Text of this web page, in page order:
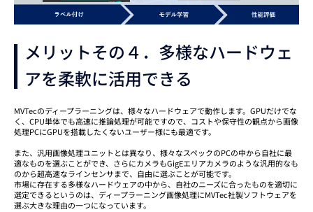
メリットその４．多様なハードウェ
アを柔軟に活用できる
MVTecのディープラーニングは、様々なハードウェアで動作します。GPUだけでな
く、CPU単体でも高速に推論処理が可能ですので、コストや保守性の観点から画像
処理PCにGPUを搭載したくないユーザー様にも最適です。
また、汎用画像処理ユニットとは異なり、様々なスペックのPCの中から自社に最
適なものを選ぶことができ、さらにカメラもGigEエリアカメラのような汎用的なも
のから超高速なラインセンサまで、自由に選ぶことが可能です。
市場に存在する多様なハードウェアの中から、自社のニーズに合ったものを適切に
選定できるというのは、ディープラーニング画像処理にMVTec社製ソフトウェアを
選ぶ大きな理由の一つになっています。